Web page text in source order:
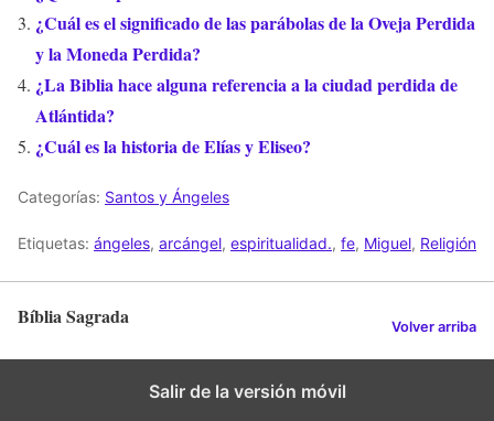
¿Cuál es el significado de las parábolas de la Oveja Perdida
y la Moneda Perdida?
¿La Biblia hace alguna referencia a la ciudad perdida de
Atlántida?
¿Cuál es la historia de Elías y Eliseo?
Categorías: Santos y Ángeles
Etiquetas: ángeles, arcángel, espiritualidad., fe, Miguel, Religión
Bíblia Sagrada Volver arriba
Salir de la versión móvil